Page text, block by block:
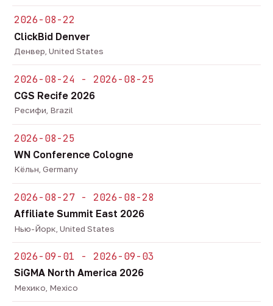
2026-08-22
ClickBid Denver
Денвер, United States
2026-08-24 - 2026-08-25
CGS Recife 2026
Ресифи, Brazil
2026-08-25
WN Conference Cologne
Кёльн, Germany
2026-08-27 - 2026-08-28
Affiliate Summit East 2026
Нью-Йорк, United States
2026-09-01 - 2026-09-03
SiGMA North America 2026
Мехико, Mexico